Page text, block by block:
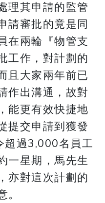
理其申請的監管
請審批的竟是同
在兩輪『物管支
工作，對計劃的
且大家兩年前已
作出溝通，故對
能更有效快捷地
提交申請到獲發
過3,000名員工
一星期，馬先生
亦對這次計劃的